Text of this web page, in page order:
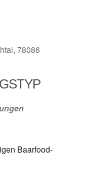
iCalendar
78086
Baarfood-